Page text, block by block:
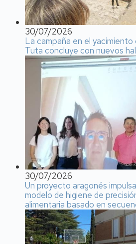
30/07/2026
La campaña en el yacimiento
Tuta concluye con nuevos
30/07/2026
Un proyecto aragonés
modelo de higiene de
alimentaria basado en